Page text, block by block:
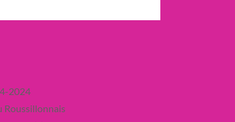
2024
Roussillonnais